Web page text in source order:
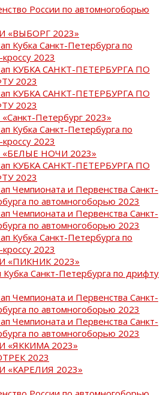
России по автомногоборью
«ВЫБОРГ 2023»
Кубка Санкт-Петербурга по
2023
КУБКА САНКТ-ПЕТЕРБУРГА ПО
2023
КУБКА САНКТ-ПЕТЕРБУРГА ПО
2023
«Санкт-Петербург 2023»
Кубка Санкт-Петербурга по
2023
«БЕЛЫЕ НОЧИ 2023»
КУБКА САНКТ-ПЕТЕРБУРГА ПО
2023
Чемпионата и Первенства Санкт-
по автомногоборью 2023
Чемпионата и Первенства Санкт-
по автомногоборью 2023
Кубка Санкт-Петербурга по
2023
«ПИКНИК 2023»
Кубка Санкт-Петербурга по дрифту
Чемпионата и Первенства Санкт-
по автомногоборью 2023
Чемпионата и Первенства Санкт-
по автомногоборью 2023
«ЯККИМА 2023»
2023
«КАРЕЛИЯ 2023»